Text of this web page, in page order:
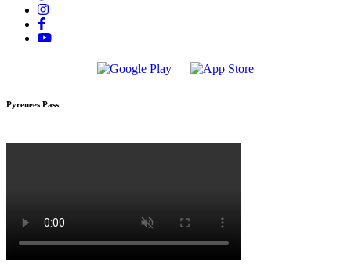
Pyrenees Pass